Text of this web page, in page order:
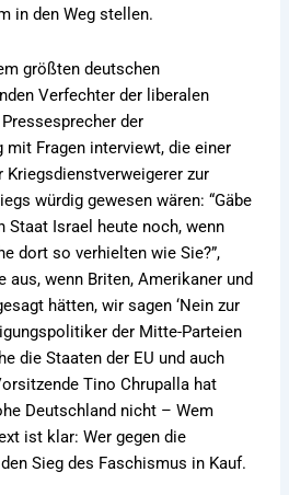
in den Weg stellen.
größten deutschen
Verfechter der liberalen
der
mit Fragen interviewt, die einer
Kriegsdienstverweigerer zur
würdig gewesen wären: “Gäbe
Staat Israel heute noch, wenn
dort so verhielten wie Sie?”,
aus, wenn Briten, Amerikaner und
hätten, wir sagen ‘Nein zur
der Mitte-Parteien
die Staaten der EU und auch
Tino Chrupalla hat
Deutschland nicht – Wem
ist klar: Wer gegen die
Sieg des Faschismus in Kauf.